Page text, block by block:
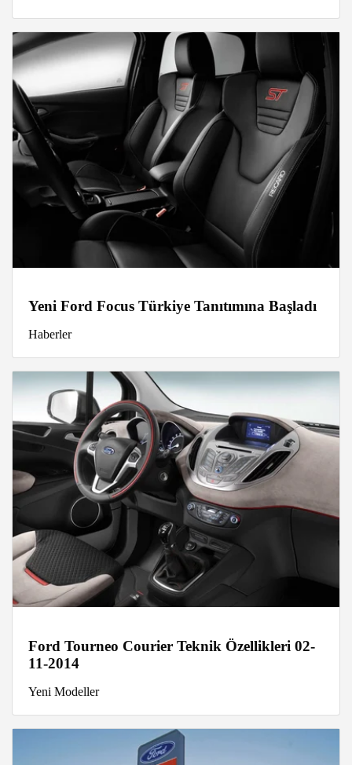
Yeni Ford Focus Türkiye Tanıtımına Başladı
Haberler
Ford Tourneo Courier Teknik Özellikleri 02-
11-2014
Yeni Modeller